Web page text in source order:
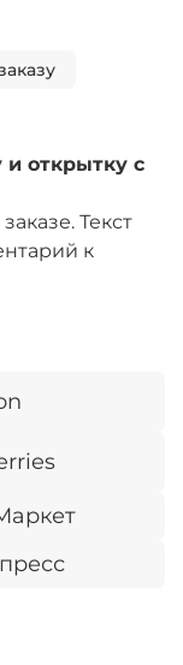
открытку с
Текст
к